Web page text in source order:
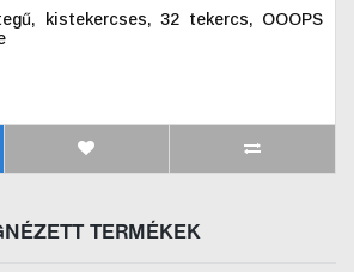
kistekercses, 32 tekercs, OOOPS
TERMÉKEK